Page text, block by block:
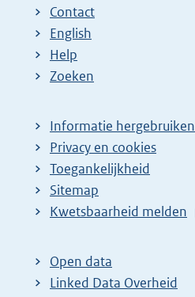
Contact
English
Help
Zoeken
Informatie hergebruiken
Privacy en cookies
Toegankelijkheid
Sitemap
E
t
e
Kwetsbaarheid melden
Open data
Linked Data Overheid